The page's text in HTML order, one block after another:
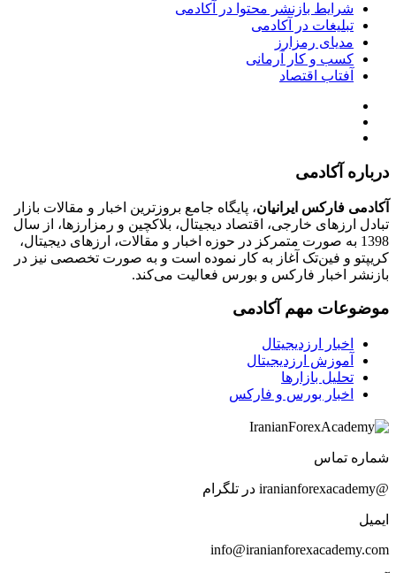
شرایط بازنشر محتوا در آکادمی
تبلیغات در آکادمی
مدیای رمزارز
کسب و کار آرمانی
آفتاب اقتصاد
درباره آکادمی
آکادمی فارکس ایرانیان، پایگاه جامع بروزترین اخبار و مقالات بازار
تبادل ارزهای خارجی، اقتصاد دیجیتال، بلاکچین و رمزارزها، از سال
1398 به صورت متمرکز در حوزه اخبار و مقالات، ارزهای‌ دیجیتال،
کریپتو و فین‌تک آغاز به کار نموده است و به صورت تخصصی نیز در
بازنشر اخبار فارکس و بورس فعالیت می‌کند.
موضوعات مهم آکادمی
اخبار ارزدیجیتال
آموزش ارزدیجیتال
تحلیل بازارها
اخبار بورس و فارکس
شماره تماس
@iranianforexacademy در تلگرام
ایمیل
info@iranianforexacademy.com